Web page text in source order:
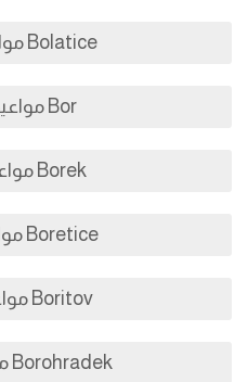
Bolatice مواعيد الصلاة
Bor مواعيد الصلاة
Borek مواعيد الصلاة
Boretice مواعيد الصلاة
Boritov مواعيد الصلاة
Borohradek مواعيد الصلاة